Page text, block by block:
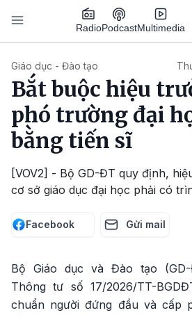
Nhảy đến nội dung
RadioPodcastMultimedia
Giáo dục - Đào tạo
Bắt buộc hiệu
phó trường đại
bằng tiến sĩ
[VOV2] - Bộ GD-ĐT quy định,
cơ sở giáo dục đại học phải có
Facebook Gửi mail
Bộ Giáo dục và Đào tạo
Thông tư số 17/2026/TT-
chuẩn người đứng đầu và cấp